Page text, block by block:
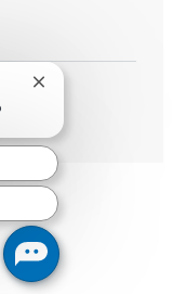
Fechar